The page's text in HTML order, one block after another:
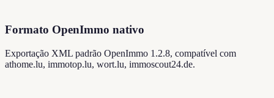
Formato OpenImmo nativo
Exportação XML padrão OpenImmo 1.2.8, compatível com
athome.lu, immotop.lu, wort.lu, immoscout24.de.